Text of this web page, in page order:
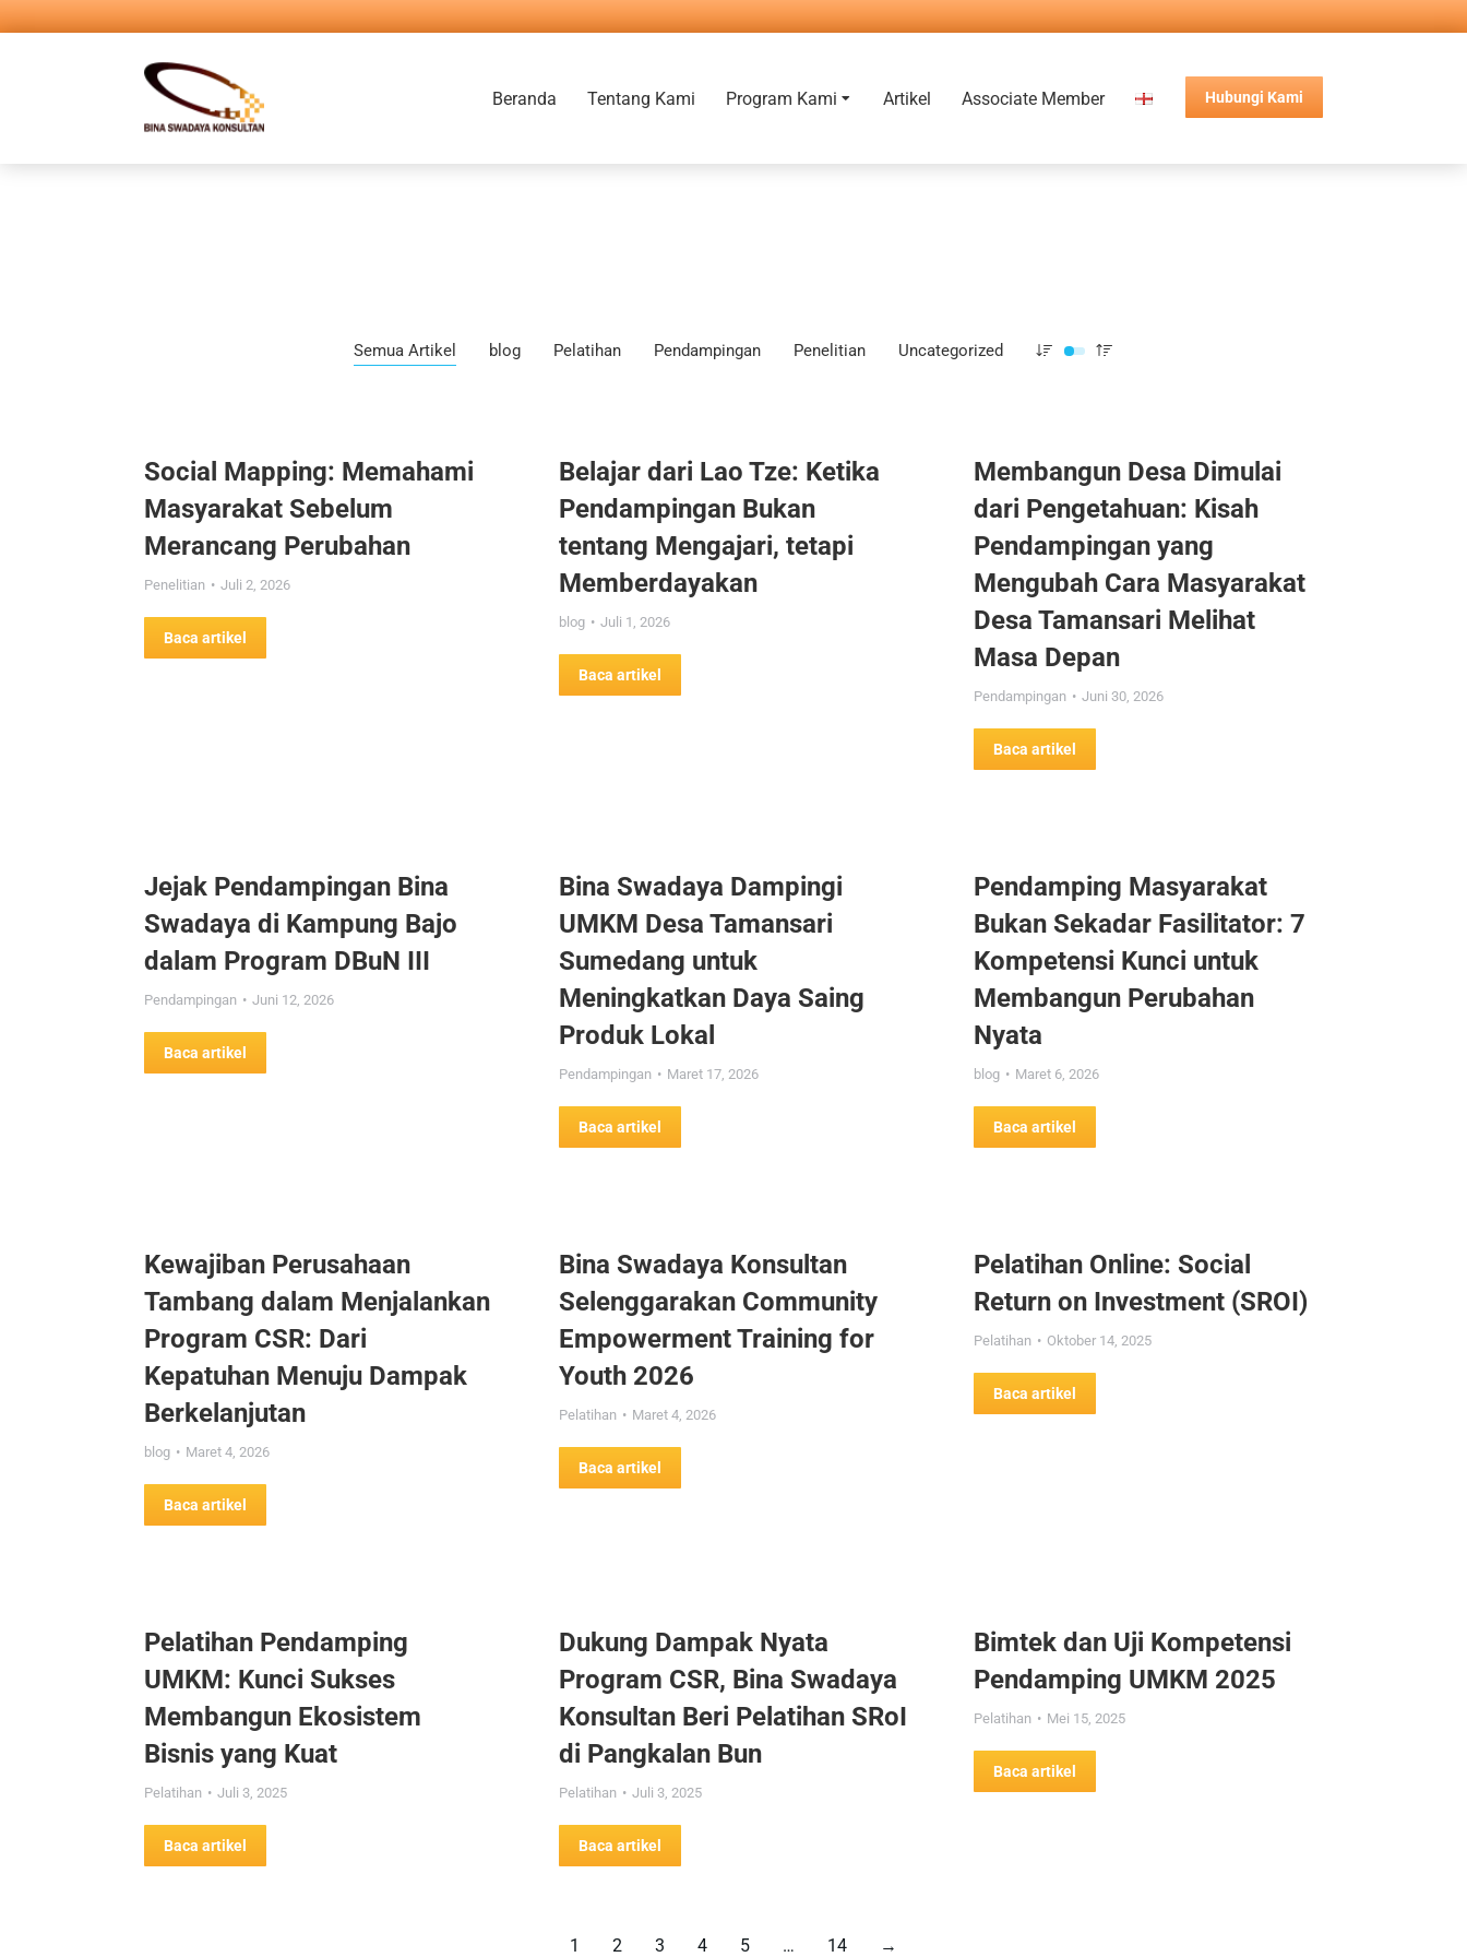
Beranda Tentang Kami Program Kami Artikel Associate Member Hubungi Kami
Semua Artikel blog Pelatihan Pendampingan Penelitian Uncategorized
Social Mapping: Memahami
Masyarakat Sebelum
Merancang Perubahan
Penelitian Juli 2, 2026
Baca artikel
Belajar dari Lao Tze: Ketika
Pendampingan Bukan
tentang Mengajari, tetapi
Memberdayakan
blog Juli 1, 2026
Baca artikel
Membangun Desa Dimulai
dari Pengetahuan: Kisah
Pendampingan yang
Mengubah Cara Masyarakat
Desa Tamansari Melihat
Masa Depan
Pendampingan Juni 30, 2026
Baca artikel
Jejak Pendampingan Bina
Swadaya di Kampung Bajo
dalam Program DBuN III
Pendampingan Juni 12, 2026
Baca artikel
Bina Swadaya Dampingi
UMKM Desa Tamansari
Sumedang untuk
Meningkatkan Daya Saing
Produk Lokal
Pendampingan Maret 17, 2026
Baca artikel
Pendamping Masyarakat
Bukan Sekadar Fasilitator: 7
Kompetensi Kunci untuk
Membangun Perubahan
Nyata
blog Maret 6, 2026
Baca artikel
Kewajiban Perusahaan
Tambang dalam Menjalankan
Program CSR: Dari
Kepatuhan Menuju Dampak
Berkelanjutan
blog Maret 4, 2026
Baca artikel
Bina Swadaya Konsultan
Selenggarakan Community
Empowerment Training for
Youth 2026
Pelatihan Maret 4, 2026
Baca artikel
Pelatihan Online: Social
Return on Investment (SROI)
Pelatihan Oktober 14, 2025
Baca artikel
Pelatihan Pendamping
UMKM: Kunci Sukses
Membangun Ekosistem
Bisnis yang Kuat
Pelatihan Juli 3, 2025
Baca artikel
Dukung Dampak Nyata
Program CSR, Bina Swadaya
Konsultan Beri Pelatihan SRoI
di Pangkalan Bun
Pelatihan Juli 3, 2025
Baca artikel
Bimtek dan Uji Kompetensi
Pendamping UMKM 2025
Pelatihan Mei 15, 2025
Baca artikel
1 2 3 4 5 … 14 →